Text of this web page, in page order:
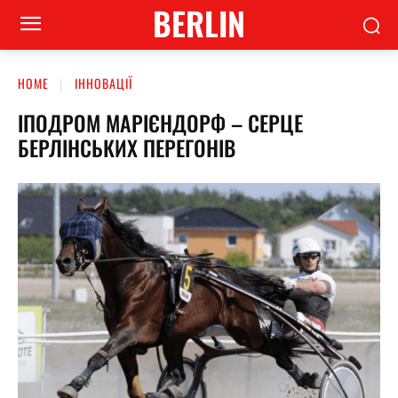
BERLIN
HOME ІННОВАЦІЇ
ІПОДРОМ МАРІЄНДОРФ – СЕРЦЕ
БЕРЛІНСЬКИХ ПЕРЕГОНІВ